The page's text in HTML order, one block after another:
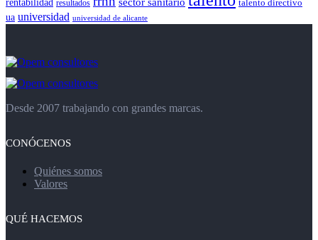
resultados talento directivo
ua universidad universidad de alicante
Desde 2007 trabajando con grandes marcas.
CONÓCENOS
Quiénes somos
Valores
QUÉ HACEMOS